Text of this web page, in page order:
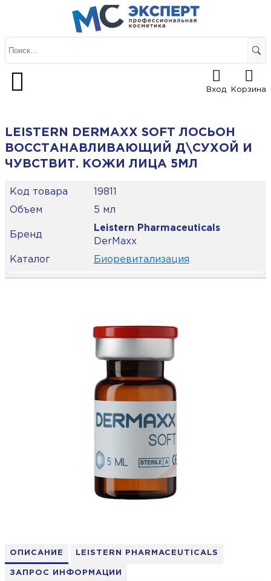
Вход Корзина
ОПИСАНИЕ LEISTERN PHARMACEUTICALS
ЗАПРОС ИНФОРМАЦИИ
LEISTERN DERMAXX SOFT ЛОСЬОН
ВОССТАНАВЛИВАЮЩИЙ Д\СУХОЙ И
ЧУВСТВИТ. КОЖИ ЛИЦА 5МЛ
Код товара
19811
Объем
5 мл
Бренд
Leistern Pharmaceuticals
DerMaxx
Каталог
Биоревитализация